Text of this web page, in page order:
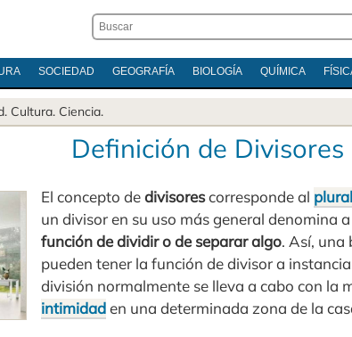
SOCIEDAD GEOGRAFÍA BIOLOGÍA QUÍMICA
. Cultura. Ciencia.
Definición de Divisores
El concepto dedivisorescorresponde al plural
un divisor en su uso más general denomina a
función de dividir o de separar algo. Así, una
pueden tener la función de divisor a
división normalmente se lleva a cabo con la
intimidaden una determinada zona de la